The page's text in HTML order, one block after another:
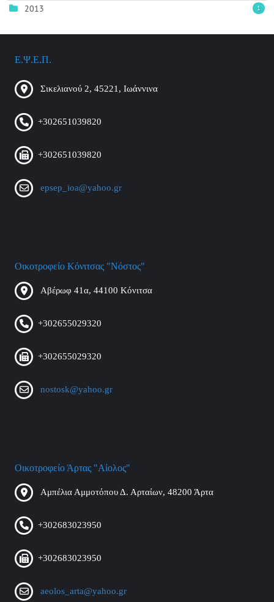
2013 1
Ε.Ψ.Ε.Π.
Σικελιανού 2, 45221, Ιωάννινα
+302651039820
+302651039820
epsep_ioa@yahoo.gr
Οικοτροφείο Κόνιτσας "Νόστος"
Αβέρωφ 41α, 44100 Κόνιτσα
+302655029320
+302655029320
nostosk@yahoo.gr
Οικοτροφείο Άρτας "Αίολος"
Αμπέλια Αμμοτόπου Δ. Αρταίων, 48200 Άρτα
+302683023950
+302683023950
aeolos_arta@yahoo.gr